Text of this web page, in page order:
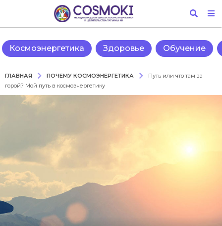
Космоэнергетика Здоровье Обучение
ГЛАВНАЯ ПОЧЕМУ КОСМОЭНЕРГЕТИКА
Путь или что там за
горой? Мой путь в космоэнергетику